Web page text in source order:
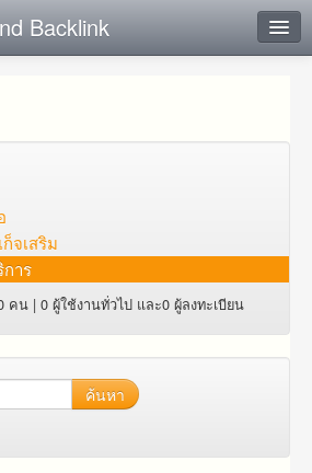
Backlink
หรือไม่?
จ​เสริม
าร
น | 0 ผู้ใช้งานทั่วไป และ0 ผู้ลงทะเบียน
ค้นหา